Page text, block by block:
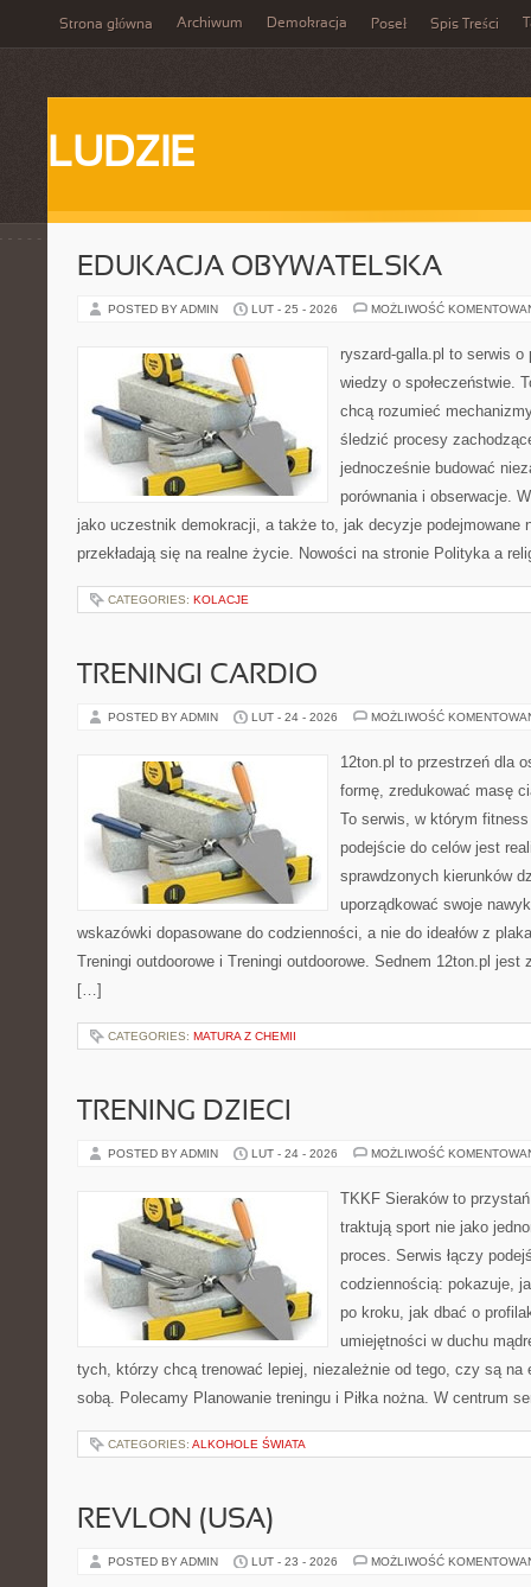
Strona główna Archiwum Demokracja Poseł Spis Treści
LUDZIE
EDUKACJA OBYWATELSKA
POSTED BY ADMIN LUT - 25 - 2026 MOŻLIWOŚĆ
ryszard-galla.pl to serwis
wiedzy o społeczeństwie.
chcą rozumieć
śledzić procesy
jednocześnie budować
porównania i obserwacje.
jako uczestnik demokracji, a także to, jak decyzje podejmowane
przekładają się na realne życie. Nowości na stronie Polityka a
CATEGORIES: KOLACJE
TRENINGI CARDIO
POSTED BY ADMIN LUT - 24 - 2026 MOŻLIWOŚĆ
12ton.pl to przestrzeń dla
formę, zredukować masę
To serwis, w którym
podejście do celów jest
sprawdzonych kierunków
uporządkować swoje
wskazówki dopasowane do codzienności, a nie do ideałów z
Treningi outdoorowe i Treningi outdoorowe. Sednem 12ton.pl jest
[…]
CATEGORIES: MATURA Z CHEMII
TRENING DZIECI
POSTED BY ADMIN LUT - 24 - 2026 MOŻLIWOŚĆ
TKKF Sieraków to
traktują sport nie jako
proces. Serwis łączy
codziennością: pokazuje,
po kroku, jak dbać o
umiejętności w duchu
tych, którzy chcą trenować lepiej, niezależnie od tego, czy są na
sobą. Polecamy Planowanie treningu i Piłka nożna. W centrum
CATEGORIES: ALKOHOLE ŚWIATA
REVLON (USA)
POSTED BY ADMIN LUT - 23 - 2026 MOŻLIWOŚĆ